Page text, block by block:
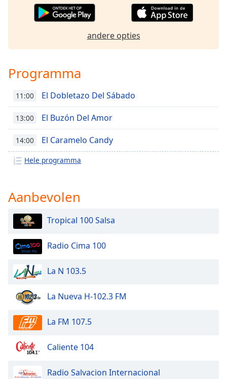
Caption
Background
Opacity
Size
Edge
Font
Family
Reset
Close
Dialog
End
dialog
andere opties
Programma
11:00 El Dobletazo Del Sábado
13:00 El Buzón Del Amor
14:00 El Caramelo Candy
Hele programma
Aanbevolen
Tropical 100 Salsa
Radio Cima 100
La N 103.5
La Nueva H-102.3 FM
La FM 107.5
Caliente 104
Radio Salvacion Internacional